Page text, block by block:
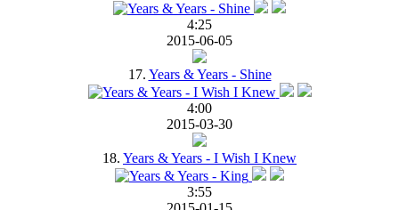
4:25
2015-06-05
17. Years & Years - Shine
4:00
2015-03-30
18. Years & Years - I Wish I Knew
3:55